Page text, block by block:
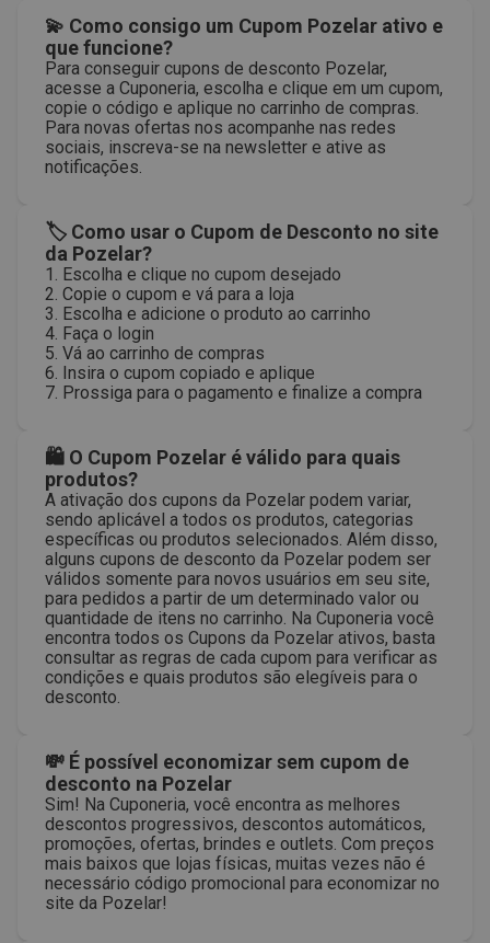
💫 Como consigo um Cupom Pozelar ativo e
que funcione?
Para conseguir cupons de desconto Pozelar,
acesse a Cuponeria, escolha e clique em um cupom,
copie o código e aplique no carrinho de compras.
Para novas ofertas nos acompanhe nas redes
sociais, inscreva-se na newsletter e ative as
notificações.
🏷 Como usar o Cupom de Desconto no site
da Pozelar?
1. Escolha e clique no cupom desejado
2. Copie o cupom e vá para a loja
3. Escolha e adicione o produto ao carrinho
4. Faça o login
5. Vá ao carrinho de compras
6. Insira o cupom copiado e aplique
7. Prossiga para o pagamento e finalize a compra
🛍 O Cupom Pozelar é válido para quais
produtos?
A ativação dos cupons da Pozelar podem variar,
sendo aplicável a todos os produtos, categorias
específicas ou produtos selecionados. Além disso,
alguns cupons de desconto da Pozelar podem ser
válidos somente para novos usuários em seu site,
para pedidos a partir de um determinado valor ou
quantidade de itens no carrinho. Na Cuponeria você
encontra todos os Cupons da Pozelar ativos, basta
consultar as regras de cada cupom para verificar as
condições e quais produtos são elegíveis para o
desconto.
💸 É possível economizar sem cupom de
desconto na Pozelar
Sim! Na Cuponeria, você encontra as melhores
descontos progressivos, descontos automáticos,
promoções, ofertas, brindes e outlets. Com preços
mais baixos que lojas físicas, muitas vezes não é
necessário código promocional para economizar no
site da Pozelar!